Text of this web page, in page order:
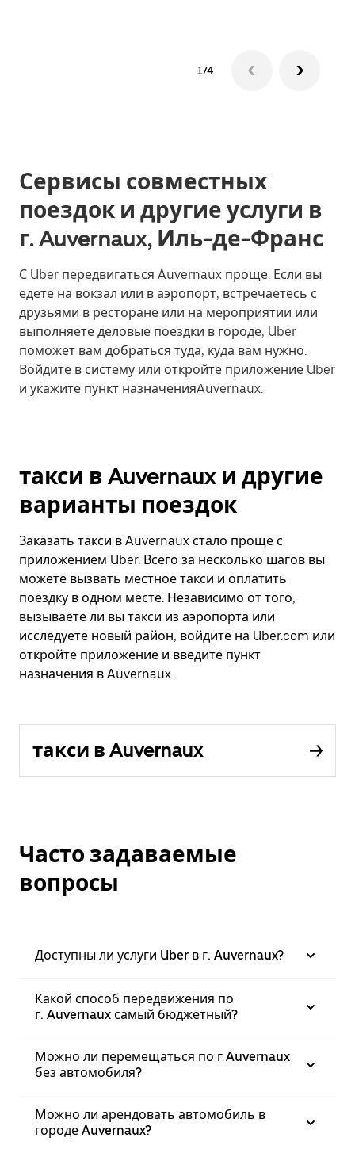
1/4
Сервисы совместных
поездок и другие услуги в
г. Auvernaux, Иль-де-Франс
С Uber передвигаться Auvernaux проще. Если вы
едете на вокзал или в аэропорт, встречаетесь с
друзьями в ресторане или на мероприятии или
выполняете деловые поездки в городе, Uber
поможет вам добраться туда, куда вам нужно.
Войдите в систему или откройте приложение Uber
и укажите пункт назначенияAuvernaux.
такси в Auvernaux и другие
варианты поездок
Заказать такси в Auvernaux стало проще с
приложением Uber. Всего за несколько шагов вы
можете вызвать местное такси и оплатить
поездку в одном месте. Независимо от того,
вызываете ли вы такси из аэропорта или
исследуете новый район, войдите на Uber.com или
откройте приложение и введите пункт
назначения в Auvernaux.
такси в Auvernaux
Часто задаваемые
вопросы
Доступны ли услуги Uber в г. Auvernaux?
Какой способ передвижения по
г. Auvernaux самый бюджетный?
Можно ли перемещаться по г Auvernaux
без автомобиля?
Можно ли арендовать автомобиль в
городе Auvernaux?